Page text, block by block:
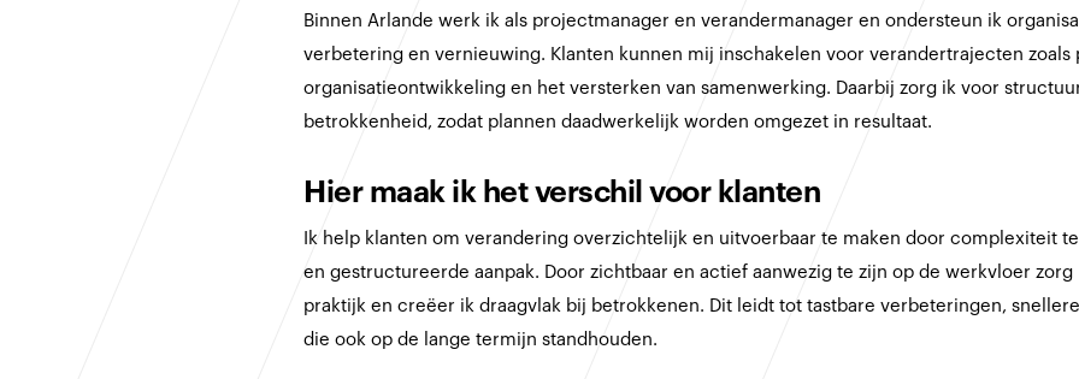
Binnen Arlande werk ik als projectmanager en verandermanager en ondersteun ik
verbetering en vernieuwing. Klanten kunnen mij inschakelen voor verandertrajecten
organisatieontwikkeling en het versterken van samenwerking. Daarbij zorg ik voor
betrokkenheid, zodat plannen daadwerkelijk worden omgezet in resultaat.
Hier maak ik het verschil voor klanten
Ik help klanten om verandering overzichtelijk en uitvoerbaar te maken door complexiteit
en gestructureerde aanpak. Door zichtbaar en actief aanwezig te zijn op de werkvloer
praktijk en creëer ik draagvlak bij betrokkenen. Dit leidt tot tastbare verbeteringen,
die ook op de lange termijn standhouden.